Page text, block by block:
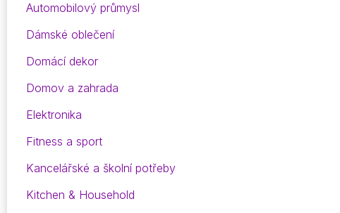
Automobilový průmysl
Dámské oblečení
Domácí dekor
Domov a zahrada
Elektronika
Fitness a sport
Kancelářské a školní potřeby
Kitchen & Household